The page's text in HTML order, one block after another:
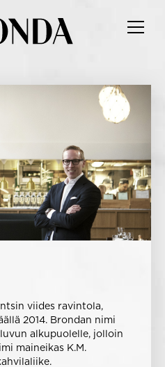
viides ravintola,
2014. Brondan nimi
alkupuolelle, jolloin
maineikas K.M.